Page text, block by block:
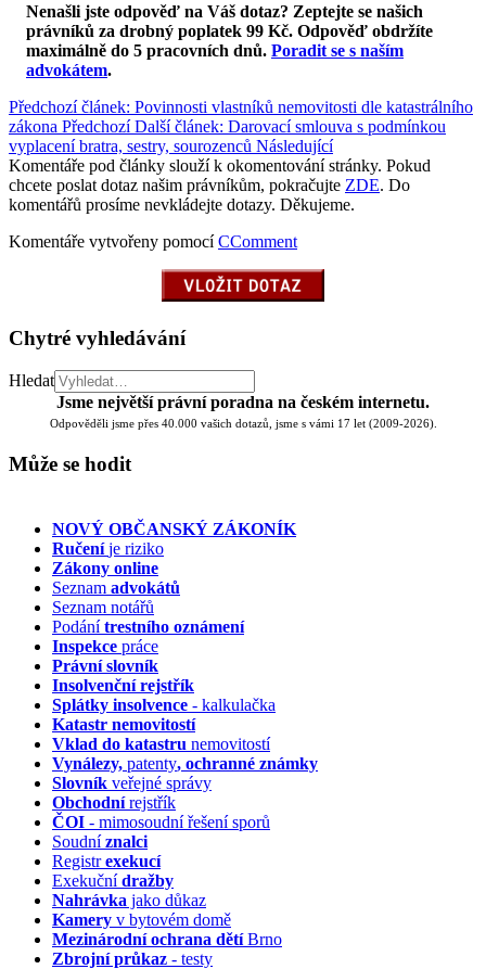
Nenašli jste odpověď na Váš dotaz? Zeptejte se našich
právníků za drobný poplatek 99 Kč. Odpověď obdržíte
maximálně do 5 pracovních dnů. Poradit se s naším
advokátem.
Předchozí článek: Povinnosti vlastníků nemovitosti dle katastrálního
zákona Předchozí Další článek: Darovací smlouva s podmínkou
vyplacení bratra, sestry, sourozenců Následující
Komentáře pod články slouží k okomentování stránky. Pokud
chcete poslat dotaz našim právníkům, pokračujte ZDE. Do
komentářů prosíme nevkládejte dotazy. Děkujeme.
Komentáře vytvořeny pomocíCComment
Chytré vyhledávání
Hledat
Jsme největší právní poradna na českém internetu.
Odpověděli jsme přes 40.000 vašich dotazů, jsme s vámi 17 let (2009-2026).
Může se hodit
NOVÝ OBČANSKÝ ZÁKONÍK
Ručeníje riziko
Zákony online
Seznam advokátů
Seznam notářů
Podánítrestního oznámení
Inspekce práce
Právní slovník
Insolvenčnírejstřík
Splátky insolvence - kalkulačka
Katastr nemovitostí
Vklad do katastru nemovitostí
Vynálezy, patenty, ochranné známky
Slovník veřejné správy
Obchodnírejstřík
ČOI - mimosoudní řešení sporů
Soudníznalci
Registrexekucí
Exekučnídražby
Nahrávka jako důkaz
Kamery v bytovém domě
Mezinárodní ochrana dětíBrno
Zbrojní průkaz - testy